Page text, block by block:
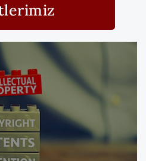
Sınai Mülkiyet Hukuku
Bürosu Fikri Mülkiyet Departmanı
kapsamlı ve stratejik bir hizmet
sunmaktayız.